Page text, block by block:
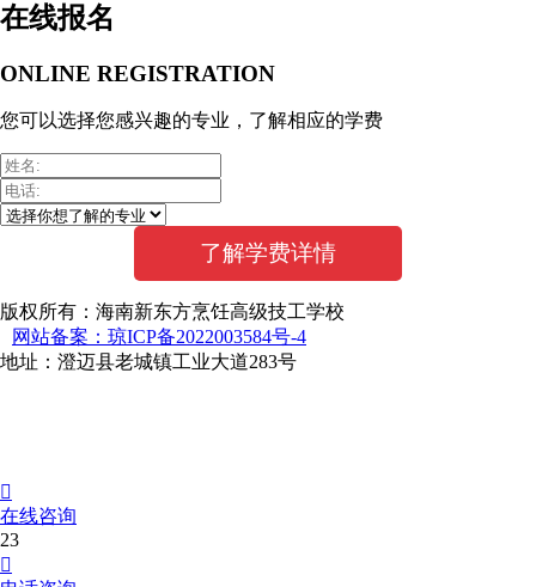
在线报名
ONLINE REGISTRATION
您可以选择您感兴趣的专业，了解相应的学费
版权所有：海南新东方烹饪高级技工学校
网站备案：琼ICP备2022003584号-4
地址：澄迈县老城镇工业大道283号

在线咨询
23
